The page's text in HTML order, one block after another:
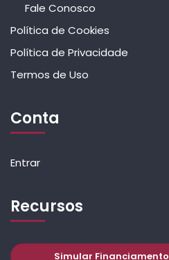
Fale Conosco
Política de Cookies
Política de Privacidade
Termos de Uso
Conta
Entrar
Recursos
Simular Financiamento